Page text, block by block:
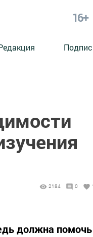
16+
2184 0
должна помочь